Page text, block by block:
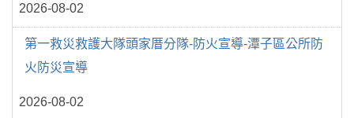
2026-08-02
第一救災救護大隊頭家厝分隊-防火宣導-潭子區公所防
火防災宣導
2026-08-02